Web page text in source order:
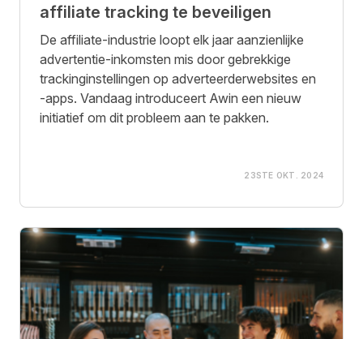
affiliate tracking te beveiligen
De affiliate-industrie loopt elk jaar aanzienlijke
advertentie-inkomsten mis door gebrekkige
trackinginstellingen op adverteerderwebsites en
-apps. Vandaag introduceert Awin een nieuw
initiatief om dit probleem aan te pakken.
23STE OKT. 2024